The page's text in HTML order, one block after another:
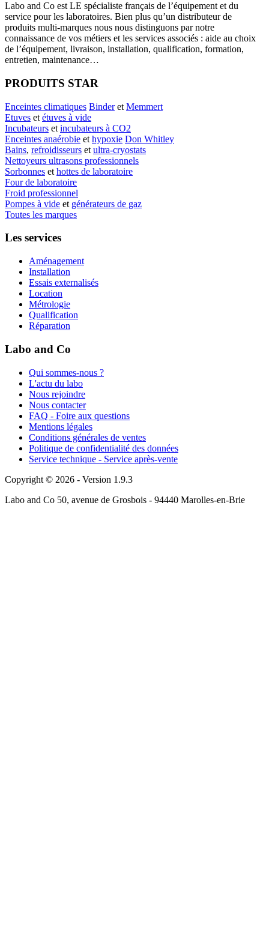
Labo and Co est LE spécialiste français de l’équipement et du
service pour les laboratoires. Bien plus qu’un distributeur de
produits multi-marques nous nous distinguons par notre
connaissance de vos métiers et les services associés : aide au choix
de l’équipement, livraison, installation, qualification, formation,
entretien, maintenance…
PRODUITS STAR
Enceintes climatiques Binderet Memmert
Etuves et étuves à vide
Incubateurs et incubateurs à CO2
Enceintes anaérobie et hypoxie Don Whitley
Bains, refroidisseurs et ultra-cryostats
Nettoyeurs ultrasons professionnels
Sorbonnes et hottes de laboratoire
Four de laboratoire
Froid professionnel
Pompes à vide et générateurs de gaz
Toutes les marques
Les services
Aménagement
Installation
Essais externalisés
Location
Métrologie
Qualification
Réparation
Labo and Co
Qui sommes-nous ?
L'actu du labo
Nous rejoindre
Nous contacter
FAQ - Foire aux questions
Mentions légales
Conditions générales de ventes
Politique de confidentialité des données
Service technique - Service après-vente
Copyright © 2026 - Version 1.9.3
Labo and Co 50, avenue de Grosbois - 94440 Marolles-en-Brie